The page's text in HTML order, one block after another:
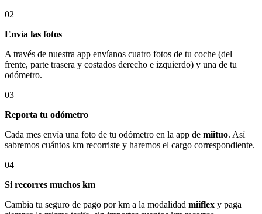
02
Envía las fotos
A través de nuestra app envíanos cuatro fotos de tu coche (del
frente, parte trasera y costados derecho e izquierdo) y una de tu
odómetro.
03
Reporta tu odómetro
Cada mes envía una foto de tu odómetro en la app de miituo. Así
sabremos cuántos km recorriste y haremos el cargo correspondiente.
04
Si recorres muchos km
Cambia tu seguro de pago por km a la modalidad miiflex y paga